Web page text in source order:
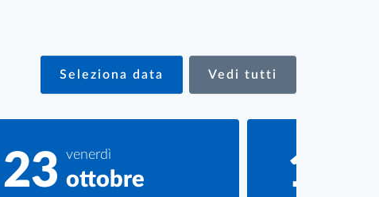
Seleziona data Vedi tutti
venerdì
23 ottobre 11